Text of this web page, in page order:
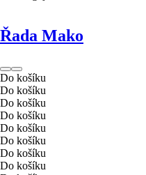
Řada Mako
Do košíku
Do košíku
Do košíku
Do košíku
Do košíku
Do košíku
Do košíku
Do košíku